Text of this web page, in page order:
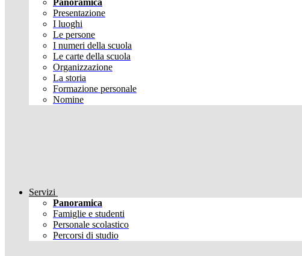
Panoramica
Presentazione
I luoghi
Le persone
I numeri della scuola
Le carte della scuola
Organizzazione
La storia
Formazione personale
Nomine
Servizi
Panoramica
Famiglie e studenti
Personale scolastico
Percorsi di studio